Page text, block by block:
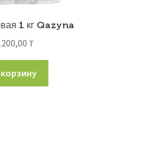
1 кг Qazyna
₸